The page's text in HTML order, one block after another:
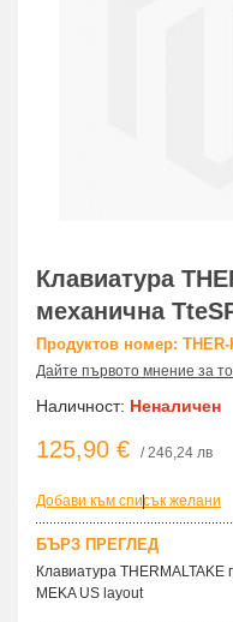
Клавиатура
механична
Продуктов номер: THER-
Дайте първото мнение за
Наличност: Неналичен
125,90 € / 246,24 лв
Добави към списък желани
|
БЪРЗ ПРЕГЛЕД
Клавиатура
MEKA US layout